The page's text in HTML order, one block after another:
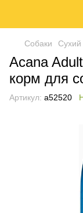
Собаки
Acana
корм для
Артикул: a52520